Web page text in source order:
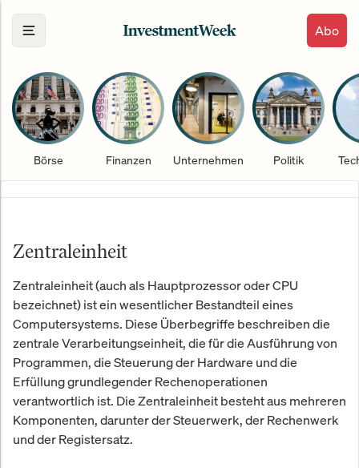
Abo
Börse Finanzen Unternehmen Politik
Zentraleinheit
Zentraleinheit (auch als Hauptprozessor oder CPU
bezeichnet) ist ein wesentlicher Bestandteil eines
Computersystems. Diese Überbegriffe beschreiben die
zentrale Verarbeitungseinheit, die für die Ausführung von
Programmen, die Steuerung der Hardware und die
Erfüllung grundlegender Rechenoperationen
verantwortlich ist. Die Zentraleinheit besteht aus mehreren
Komponenten, darunter der Steuerwerk, der Rechenwerk
und der Registersatz.